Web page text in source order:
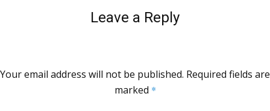
Leave a Reply
Your email address will not be published. Required fields are
marked *